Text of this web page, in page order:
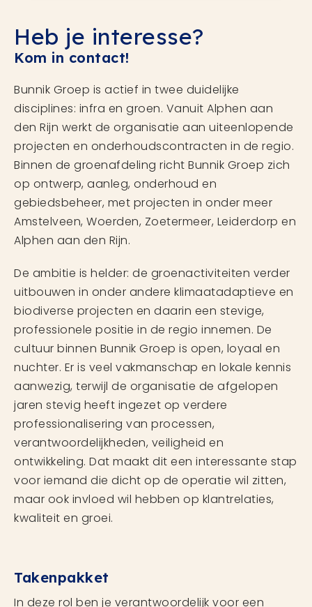
Heb je interesse?
Kom in contact!
Bunnik Groep is actief in twee duidelijke
disciplines: infra en groen. Vanuit Alphen aan
den Rijn werkt de organisatie aan uiteenlopende
projecten en onderhoudscontracten in de regio.
Binnen de groenafdeling richt Bunnik Groep zich
op ontwerp, aanleg, onderhoud en
gebiedsbeheer, met projecten in onder meer
Amstelveen, Woerden, Zoetermeer, Leiderdorp en
Alphen aan den Rijn.
De ambitie is helder: de groenactiviteiten verder
uitbouwen in onder andere klimaatadaptieve en
biodiverse projecten en daarin een stevige,
professionele positie in de regio innemen. De
cultuur binnen Bunnik Groep is open, loyaal en
nuchter. Er is veel vakmanschap en lokale kennis
aanwezig, terwijl de organisatie de afgelopen
jaren stevig heeft ingezet op verdere
professionalisering van processen,
verantwoordelijkheden, veiligheid en
ontwikkeling. Dat maakt dit een interessante stap
voor iemand die dicht op de operatie wil zitten,
maar ook invloed wil hebben op klantrelaties,
kwaliteit en groei.
Takenpakket
In deze rol ben je verantwoordelijk voor een